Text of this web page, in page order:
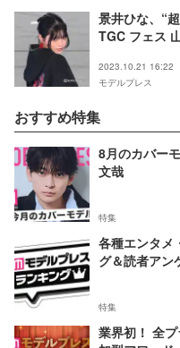
景井ひな、“
TGC フェス
2023.10.21 16:22
モデルプレス
おすすめ特集
8月のカバー
文哉
特集
各種エンタメ
グ＆読者アン
特集
業界初！ 全